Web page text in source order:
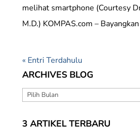
melihat smartphone (Courtesy
M.D.) KOMPAS.com –
« Entri Terdahulu
ARCHIVES BLOG
ARCHIVES
3 ARTIKEL TERBARU